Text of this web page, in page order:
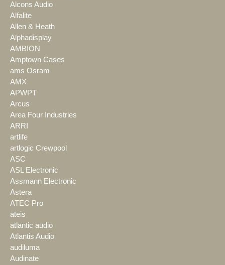
Alcons Audio
Alfalite
Allen & Heath
Alphadisplay
AMBION
Amptown Cases
ams Osram
AMX
APWPT
Arcus
Area Four Industries
ARRI
artlife
artlogic Crewpool
ASC
ASL Electronic
Assmann Electronic
Astera
ATEC Pro
ateis
atlantic audio
Atlantis Audio
audiluma
Audinate